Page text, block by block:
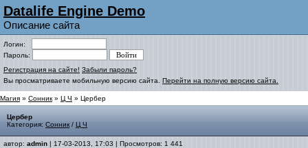
Datalife Engine Demo
Описание сайта
Логин:
Пароль:
Регистрация на сайте! Забыли пароль?
Вы просматриваете мобильную версию сайта. Перейти на полную версию сайта.
Магия » Сонник » Ц Ч » Цербер
Цербер
Категория: Сонник / Ц Ч
автор: admin | 17-03-2013, 17:03 | Просмотров: 1 441